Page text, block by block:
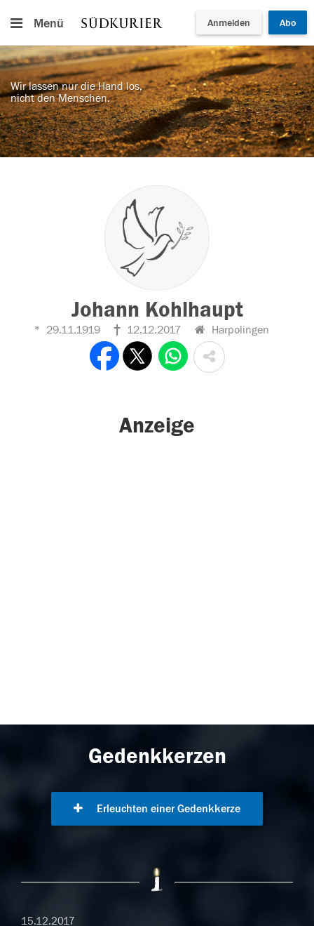
Menü Anmelden Abo
Wir lassen nur die Hand los,
nicht den Menschen.
Johann Kohlhaupt
29.11.1919 12.12.2017 Harpolingen
Anzeige
Gedenkkerzen
Erleuchten einer Gedenkkerze
15.12.2017